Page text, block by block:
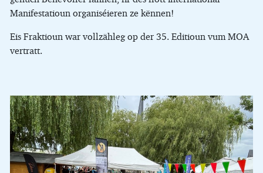
Manifestatioun organiséieren ze kënnen!
Eis Fraktioun war vollzähleg op der 35. Editioun vum MOA
vertratt.